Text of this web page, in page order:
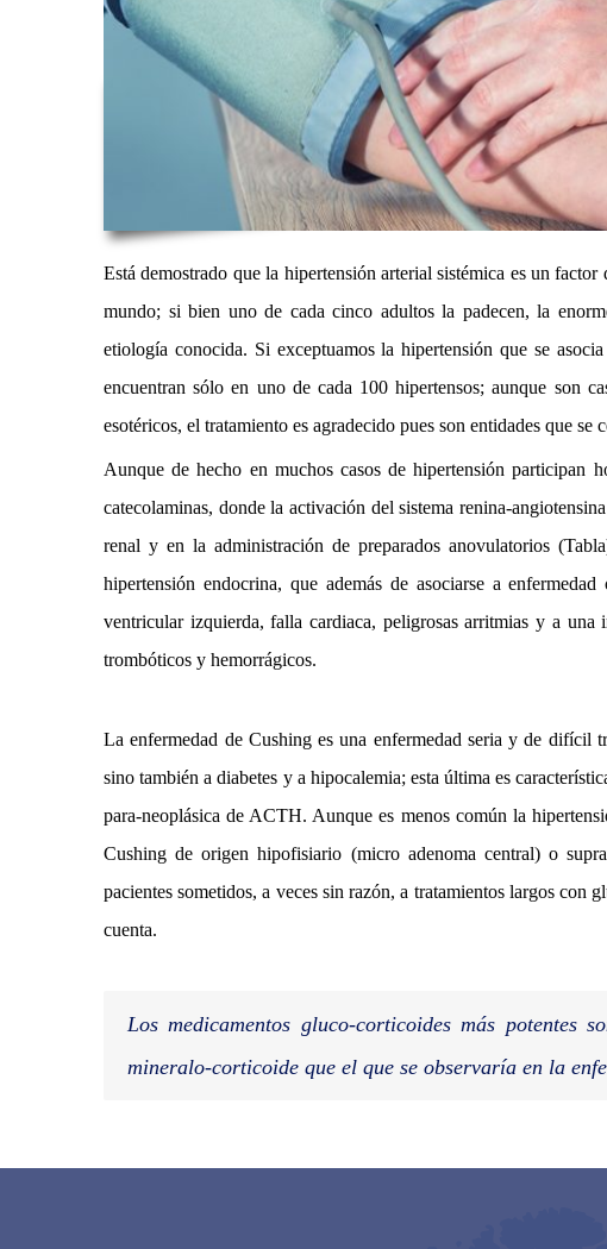
Está demostrado que la hipertensión arterial sistémica es un
mundo; si bien uno de cada cinco adultos la padecen, la
etiología conocida. Si exceptuamos la hipertensión que se
encuentran sólo en uno de cada 100 hipertensos; aunque son
esotéricos, el tratamiento es agradecido pues son entidades que se
Aunque de hecho en muchos casos de hipertensión participan
catecolaminas, donde la activación del sistema renina-
renal y en la administración de preparados anovulatorios
hipertensión endocrina, que además de asociarse a
ventricular izquierda, falla cardiaca, peligrosas arritmias y a una
trombóticos y hemorrágicos.
La enfermedad de Cushing es una enfermedad seria y de difícil
sino también a diabetes y a hipocalemia; esta última es
para-neoplásica de ACTH. Aunque es menos común la
Cushing de origen hipofisiario (micro adenoma central) o
pacientes sometidos, a veces sin razón, a tratamientos largos con
cuenta.
Los medicamentos gluco-corticoides más potentes
mineralo-corticoide que el que se observaría en la